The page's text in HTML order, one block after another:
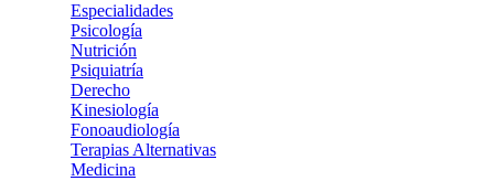
Especialidades
Psicología
Nutrición
Psiquiatría
Derecho
Kinesiología
Fonoaudiología
Terapias Alternativas
Medicina